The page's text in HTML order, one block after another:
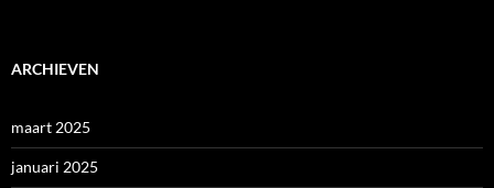
ARCHIEVEN
maart 2025
januari 2025